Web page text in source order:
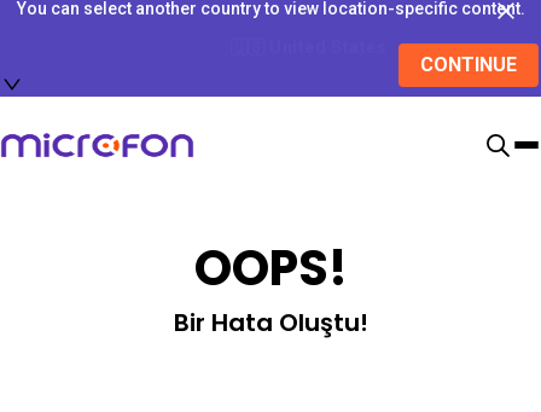
You can select another country to view location-specific content.
CONTINUE
OOPS!
Bir Hata Oluştu!